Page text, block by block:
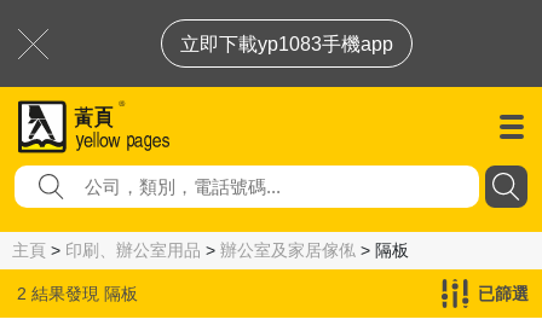
立即下載yp1083手機app
主頁 > 印刷、辦公室用品 > 辦公室及家居傢俬 > 隔板
2 結果發現 隔板 已篩選